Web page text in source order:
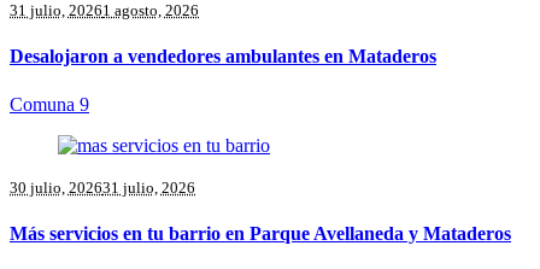
31 julio, 20261 agosto, 2026
Desalojaron a vendedores ambulantes en Mataderos
Comuna 9
30 julio, 202631 julio, 2026
Más servicios en tu barrio en Parque Avellaneda y Mataderos